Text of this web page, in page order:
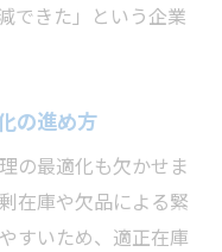
できた」という企業
の進め方
の最適化も欠かせま
在庫や欠品による緊
すいため、適正在庫